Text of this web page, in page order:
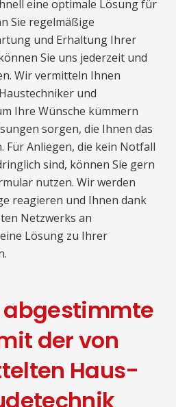
eine optimale Lösung für
Sie regelmäßige
und Erhaltung Ihrer
Sie uns jederzeit und
Wir vermitteln Ihnen
und
Ihre Wünsche kümmern
sorgen, die Ihnen das
Für Anliegen, die kein Notfall
sind, können Sie gern
nutzen. Wir werden
reagieren und Ihnen dank
Netzwerks an
Lösung zu Ihrer
der von
Haus-